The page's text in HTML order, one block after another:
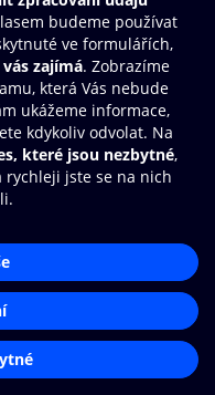
O2 Knihovna
své e-knihy a
a pohodlněji.